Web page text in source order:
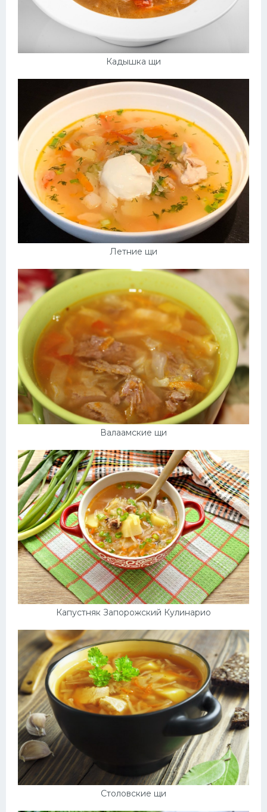
Кадышка щи
Летние щи
Валаамские щи
Капустняк Запорожский Кулинарио
Столовские щи